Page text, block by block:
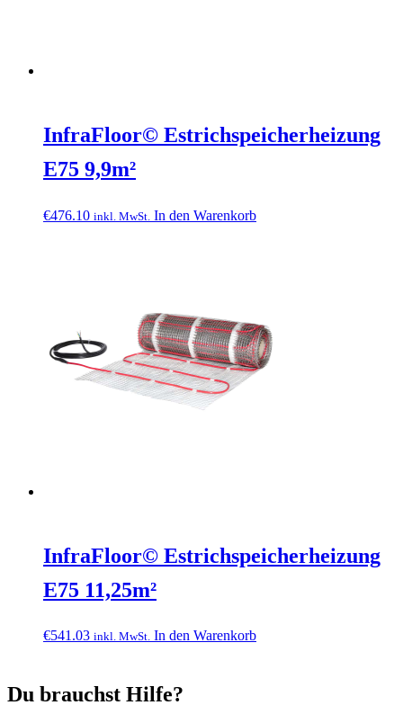
InfraFloor© Estrichspeicherheizung
E75 9,9m²
€476.10 inkl. MwSt. In den Warenkorb
InfraFloor© Estrichspeicherheizung
E75 11,25m²
€541.03 inkl. MwSt. In den Warenkorb
Du brauchst Hilfe?